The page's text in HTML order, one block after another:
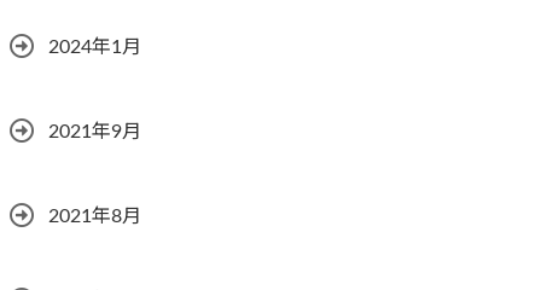
2024年1月
2021年9月
2021年8月